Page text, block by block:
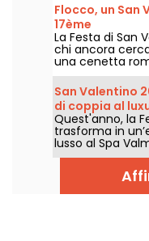
Flocco, un San
17ème
La Festa di San
chi ancora
una cenetta
contenuto, il
ristorante
situato a pochi
arrondissement
potete godervi
abituale,
speciale.
San Valentino
di coppia al
gourmet
Quest'anno, la
trasforma in
lusso al Spa
hotel di rue de
speciale a
livello e un
Grolet.